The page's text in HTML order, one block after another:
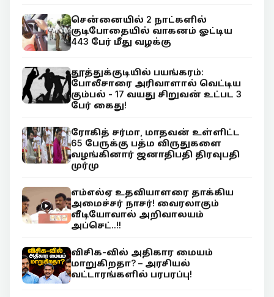
சென்னையில் 2 நாட்களில்
குடிபோதையில் வாகனம் ஓட்டிய
443 பேர் மீது வழக்கு
தூத்துக்குடியில் பயங்கரம்:
போலீசாரை அரிவாளால் வெட்டிய
கும்பல் - 17 வயது சிறுவன் உட்பட 3
பேர் கைது!
ரோகித் சர்மா, மாதவன் உள்ளிட்ட
65 பேருக்கு பத்ம விருதுகளை
வழங்கினார் ஜனாதிபதி திரவுபதி
முர்மு
எம்எல்ஏ உதவியாளரை தாக்கிய
அமைச்சர் நாசர்! வைரலாகும்
வீடியோவால் அறிவாலயம்
அப்செட்..!!
விசிக-வில் அதிகார மையம்
மாறுகிறதா? – அரசியல்
வட்டாரங்களில் பரபரப்பு!